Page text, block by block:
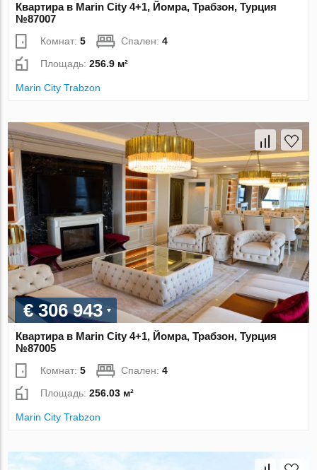
Квартира в Marin City 4+1, Йомра, Трабзон, Турция
№87007
Комнат:5 Спален:4
Площадь:256.9 м²
Marin City Trabzon
€ 306 943
Квартира в Marin City 4+1, Йомра, Трабзон, Турция
№87005
Комнат:5 Спален:4
Площадь:256.03 м²
Marin City Trabzon